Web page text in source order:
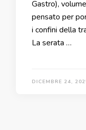
Gastro),
pensato per
i confini della
La serata …
DICEMBRE 24,